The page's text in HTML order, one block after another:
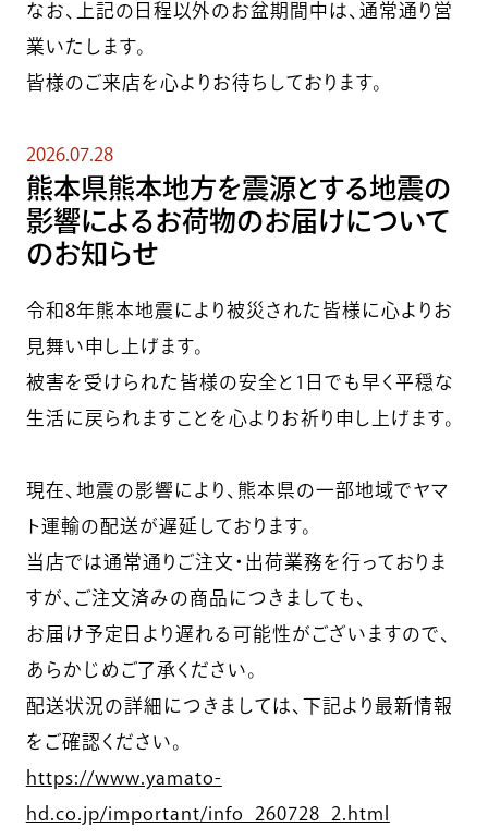
なお、上記の日程以外のお盆期間中は、通常通り営
業いたします。
皆様のご来店を心よりお待ちしております。
2026.07.28
熊本県熊本地方を震源とする地震の
影響によるお荷物のお届けについて
のお知らせ
令和8年熊本地震により被災された皆様に心よりお
見舞い申し上げます。
被害を受けられた皆様の安全と1日でも早く平穏な
生活に戻られますことを心よりお祈り申し上げます。
現在、地震の影響により、熊本県の一部地域でヤマ
ト運輸の配送が遅延しております。
当店では通常通りご注文・出荷業務を行っておりま
すが、ご注文済みの商品につきましても、
お届け予定日より遅れる可能性がございますので、
あらかじめご了承ください。
配送状況の詳細につきましては、下記より最新情報
をご確認ください。
https://www.yamato-
hd.co.jp/important/info_260728_2.html